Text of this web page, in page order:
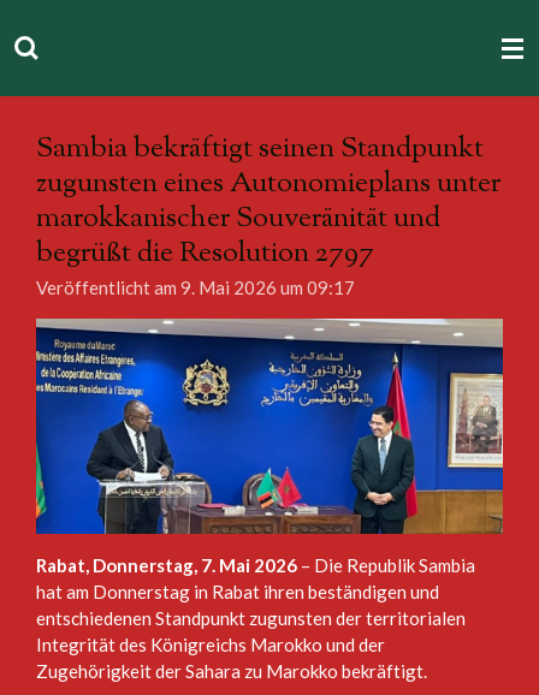
Hauptinhalt
Sambia bekräftigt seinen Standpunkt
zugunsten eines Autonomieplans unter
marokkanischer Souveränität und
begrüßt die Resolution 2797
Veröffentlicht am 9. Mai 2026 um 09:17
Rabat, Donnerstag, 7. Mai 2026 – Die Republik Sambia
hat am Donnerstag in Rabat ihren beständigen und
entschiedenen Standpunkt zugunsten der territorialen
Integrität des Königreichs Marokko und der
Zugehörigkeit der Sahara zu Marokko bekräftigt.